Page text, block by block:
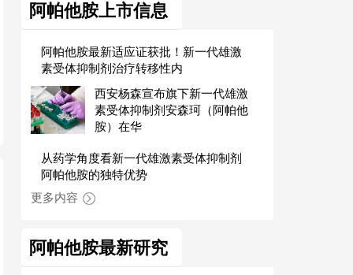
阿帕他胺上市信息
阿帕他胺最新适应证获批！新一代雄激
素受体抑制剂治疗转移性内
西安杨森宣布旗下新一代雄激
素受体抑制剂安森珂（阿帕他
胺）在华
从药学角度看新一代雄激素受体抑制剂
阿帕他胺的独特优势
更多内容
阿帕他胺最新研究